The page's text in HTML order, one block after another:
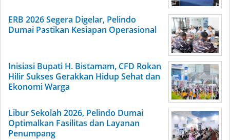
ERB 2026 Segera Digelar, Pelindo
Dumai Pastikan Kesiapan Operasional
Inisiasi Bupati H. Bistamam, CFD Rokan
Hilir Sukses Gerakkan Hidup Sehat dan
Ekonomi Warga
Libur Sekolah 2026, Pelindo Dumai
Optimalkan Fasilitas dan Layanan
Penumpang